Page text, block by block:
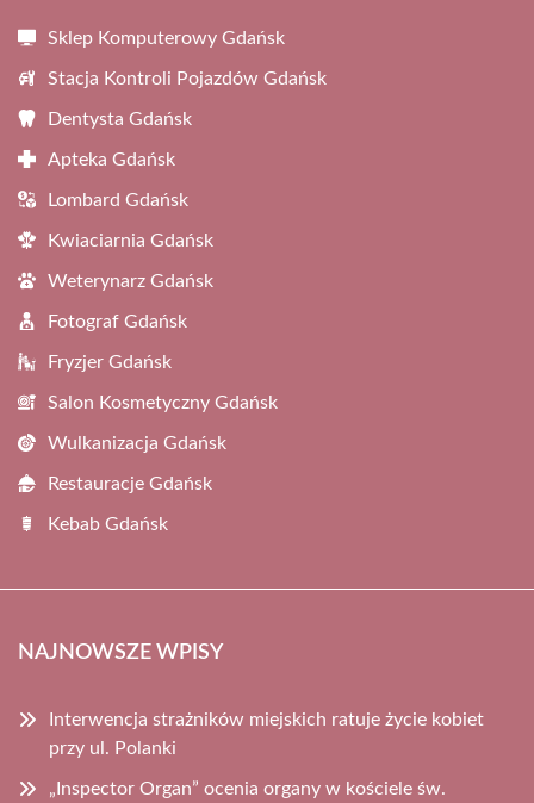
Sklep Komputerowy Gdańsk
Stacja Kontroli Pojazdów Gdańsk
Dentysta Gdańsk
Apteka Gdańsk
Lombard Gdańsk
Kwiaciarnia Gdańsk
Weterynarz Gdańsk
Fotograf Gdańsk
Fryzjer Gdańsk
Salon Kosmetyczny Gdańsk
Wulkanizacja Gdańsk
Restauracje Gdańsk
Kebab Gdańsk
NAJNOWSZE WPISY
Interwencja strażników miejskich ratuje życie kobiet
przy ul. Polanki
„Inspector Organ” ocenia organy w kościele św.